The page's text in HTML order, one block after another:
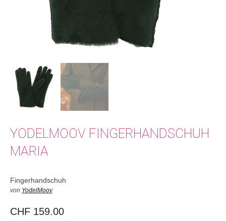
YODELMOOV FINGERHANDSCHUH
MARIA
Fingerhandschuh
von YodelMoov
CHF 159.00